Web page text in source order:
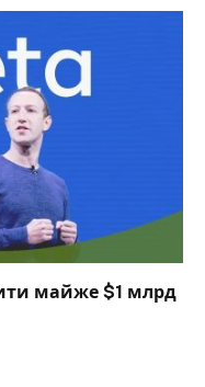
майже $1 млрд